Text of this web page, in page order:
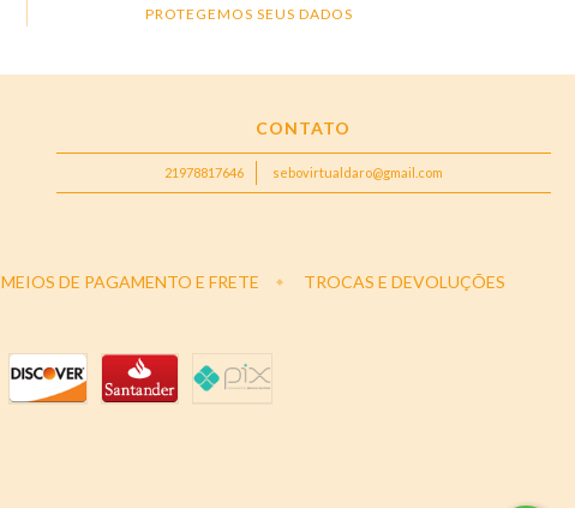
PROTEGEMOS SEUS DADOS
CONTATO
21978817646 sebovirtualdaro@gmail.com
MEIOS DE PAGAMENTO E FRETE TROCAS E DEVOLUÇÕES